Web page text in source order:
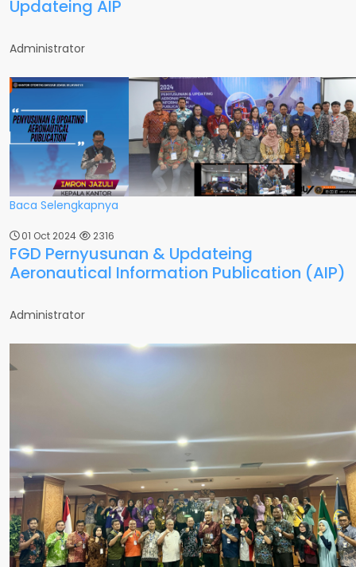
Updateing AIP
Administrator
Baca Selengkapnya
01 Oct 2024 2316
FGD Pernyusunan & Updateing
Aeronautical Information Publication (AIP)
Administrator